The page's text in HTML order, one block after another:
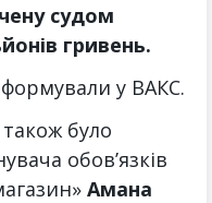
судом
гривень.
у ВАКС.
було
обов’язків
Амана